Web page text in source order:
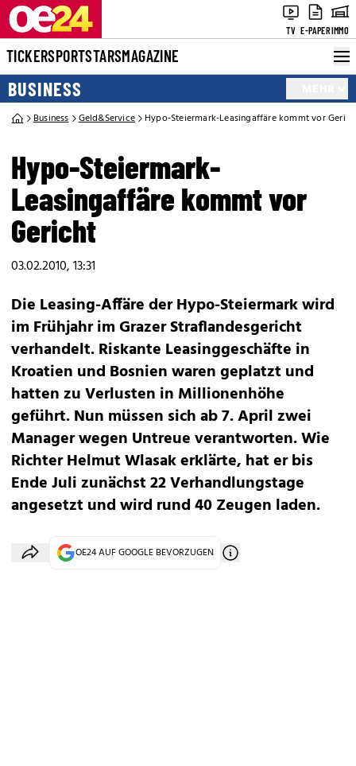
TV E-PAPERIMMO
TICKERSPORTSTARSMAGAZINE
BUSINESS
Business Geld&Service Hypo-Steiermark-Leasingaffäre kommt vor
Hypo-Steiermark-
Leasingaffäre kommt vor
Gericht
03.02.2010, 13:31
Die Leasing-Affäre der Hypo-Steiermark wird
im Frühjahr im Grazer Straflandesgericht
verhandelt. Riskante Leasinggeschäfte in
Kroatien und Bosnien waren geplatzt und
hatten zu Verlusten in Millionenhöhe
geführt. Nun müssen sich ab 7. April zwei
Manager wegen Untreue verantworten. Wie
Richter Helmut Wlasak erklärte, hat er bis
Ende Juli zunächst 22 Verhandlungstage
angesetzt und wird rund 40 Zeugen laden.
OE24 AUF GOOGLE BEVORZUGEN